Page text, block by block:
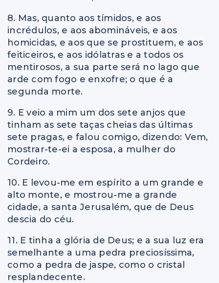
8. Mas, quanto aos tímidos, e aos
incrédulos, e aos abomináveis, e aos
homicidas, e aos que se prostituem, e aos
feiticeiros, e aos idólatras e a todos os
mentirosos, a sua parte será no lago que
arde com fogo e enxofre; o que é a
segunda morte.
9. E veio a mim um dos sete anjos que
tinham as sete taças cheias das últimas
sete pragas, e falou comigo, dizendo: Vem,
mostrar-te-ei a esposa, a mulher do
Cordeiro.
10. E levou-me em espírito a um grande e
alto monte, e mostrou-me a grande
cidade, a santa Jerusalém, que de Deus
descia do céu.
11. E tinha a glória de Deus; e a sua luz era
semelhante a uma pedra preciosíssima,
como a pedra de jaspe, como o cristal
resplandecente.